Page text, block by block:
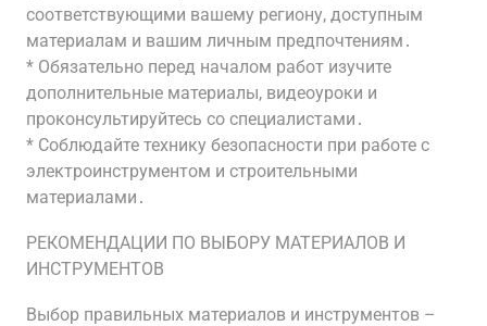
соответствующими вашему региону, доступным
материалам и вашим личным предпочтениям․
* Обязательно перед началом работ изучите
дополнительные материалы, видеоуроки и
проконсультируйтесь со специалистами․
* Соблюдайте технику безопасности при работе с
электроинструментом и строительными
материалами․
РЕКОМЕНДАЦИИ ПО ВЫБОРУ МАТЕРИАЛОВ И
ИНСТРУМЕНТОВ
Выбор правильных материалов и инструментов –